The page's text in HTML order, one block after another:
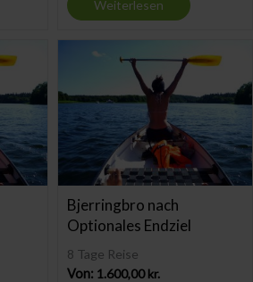
Weiterlesen
Bjerringbro nach
Optionales Endziel
8 Tage Reise
Von: 1.600,00kr.